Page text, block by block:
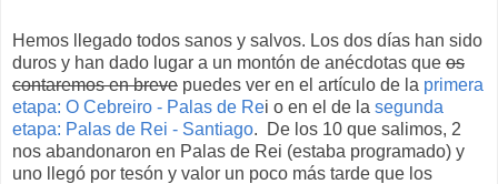
Hemos llegado todos sanos y salvos. Los dos días han sido
duros y han dado lugar a un montón de anécdotas que os
contaremos en breve puedes ver en el artículo de la primera
etapa: O Cebreiro - Palas de Rei o en el de la segunda
etapa: Palas de Rei - Santiago. De los 10 que salimos, 2
nos abandonaron en Palas de Rei (estaba programado) y
uno llegó por tesón y valor un poco más tarde que los